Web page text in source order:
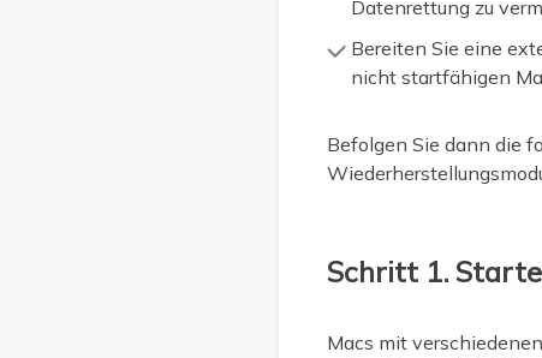
Datenrettung zu
Bereiten Sie eine
nicht startfähigen
Befolgen Sie dann die
Schritt 1.
Macs mit